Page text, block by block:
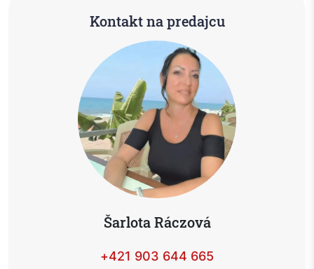
Kontakt na predajcu
Šarlota Ráczová
+421 903 644 665